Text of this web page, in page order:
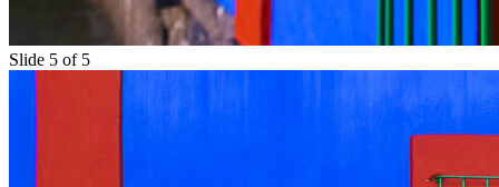
Slide 5 of 5